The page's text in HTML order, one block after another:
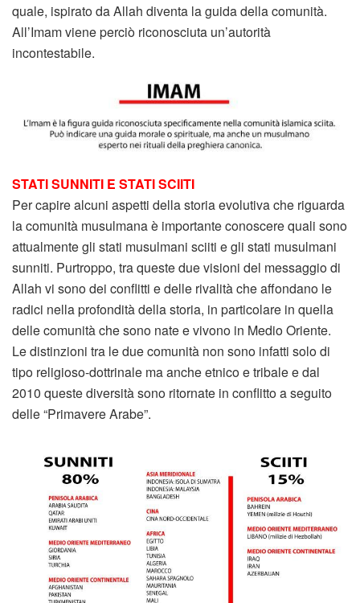
quale, ispirato da Allah diventa la guida della comunità.
All’Imam viene perciò riconosciuta un’autorità
incontestabile.
STATI SUNNITI E STATI SCIITI
Per capire alcuni aspetti della storia evolutiva che riguarda
la comunità musulmana è importante conoscere quali sono
attualmente gli stati musulmani sciiti e gli stati musulmani
sunniti. Purtroppo, tra queste due visioni del messaggio di
Allah vi sono dei conflitti e delle rivalità che affondano le
radici nella profondità della storia, in particolare in quella
delle comunità che sono nate e vivono in Medio Oriente.
Le distinzioni tra le due comunità non sono infatti solo di
tipo religioso-dottrinale ma anche etnico e tribale e dal
2010 queste diversità sono ritornate in conflitto a seguito
delle “Primavere Arabe”.